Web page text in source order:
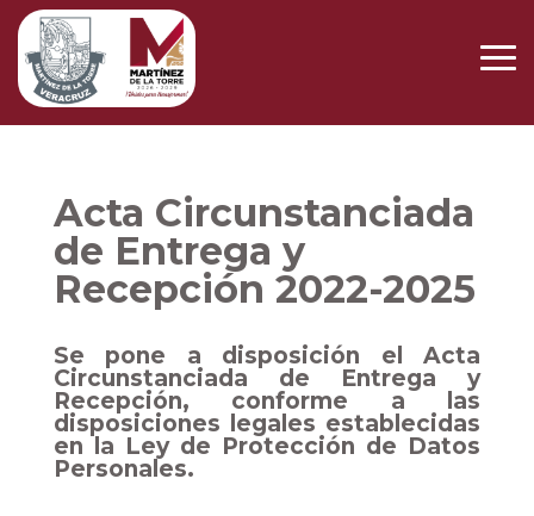
Acta Circunstanciada
de Entrega y
Recepción 2022-2025
Se pone a disposición el Acta
Circunstanciada de Entrega y
Recepción, conforme a las
disposiciones legales establecidas
en la Ley de Protección de Datos
Personales.